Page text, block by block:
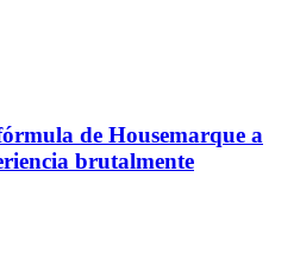
de Housemarque a
brutalmente